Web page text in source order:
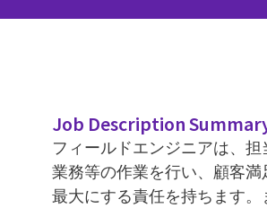
Job Description
フィールドエンジニアは、
業務等の作業を行い、顧客
最大にする責任を持ちます